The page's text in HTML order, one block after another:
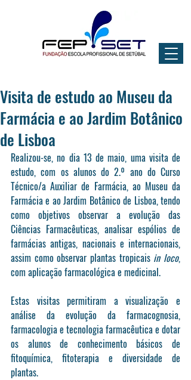
Visita de estudo ao Museu da
Farmácia e ao Jardim Botânico
de Lisboa
Realizou-se, no dia 13 de maio, uma visita de
estudo, com os alunos do 2.º ano do Curso
Técnico/a Auxiliar de Farmácia, ao Museu da
Farmácia e ao Jardim Botânico de Lisboa, tendo
como objetivos observar a evolução das
Ciências Farmacêuticas, analisar espólios de
farmácias antigas, nacionais e internacionais,
assim como observar plantas tropicais in loco,
com aplicação farmacológica e medicinal.
Estas visitas permitiram a visualização e
análise da evolução da farmacognosia,
farmacologia e tecnologia farmacêutica e dotar
os alunos de conhecimento básicos de
fitoquímica, fitoterapia e diversidade de
plantas.